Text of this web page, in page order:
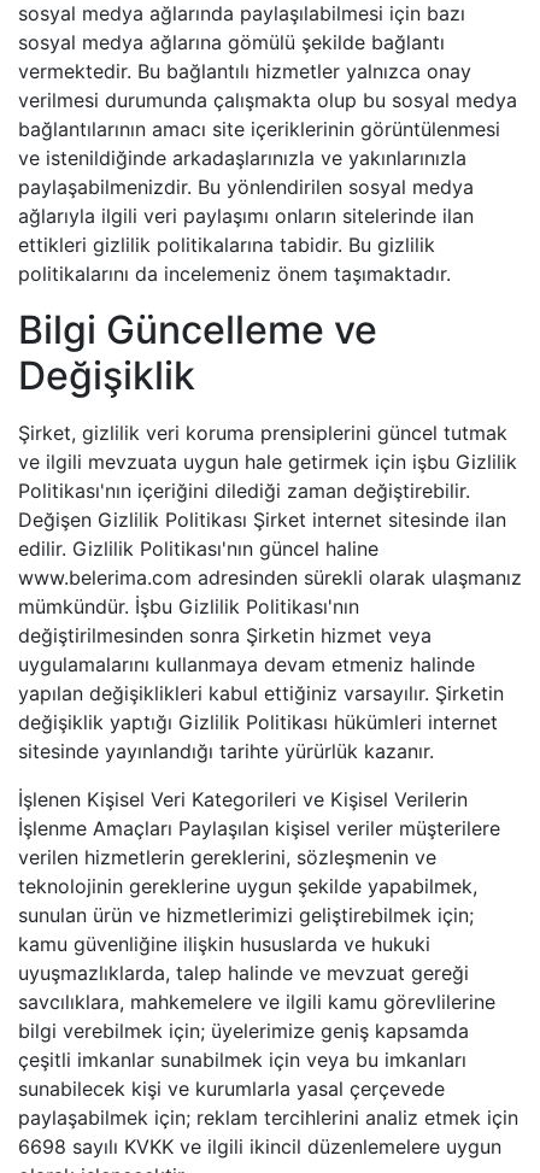
sosyal medya ağlarında paylaşılabilmesi için bazı
sosyal medya ağlarına gömülü şekilde bağlantı
vermektedir. Bu bağlantılı hizmetler yalnızca onay
verilmesi durumunda çalışmakta olup bu sosyal medya
bağlantılarının amacı site içeriklerinin görüntülenmesi
ve istenildiğinde arkadaşlarınızla ve yakınlarınızla
paylaşabilmenizdir. Bu yönlendirilen sosyal medya
ağlarıyla ilgili veri paylaşımı onların sitelerinde ilan
ettikleri gizlilik politikalarına tabidir. Bu gizlilik
politikalarını da incelemeniz önem taşımaktadır.
Bilgi Güncelleme ve
Değişiklik
Şirket, gizlilik veri koruma prensiplerini güncel tutmak
ve ilgili mevzuata uygun hale getirmek için işbu Gizlilik
Politikası'nın içeriğini dilediği zaman değiştirebilir.
Değişen Gizlilik Politikası Şirket internet sitesinde ilan
edilir. Gizlilik Politikası'nın güncel haline
www.belerima.com adresinden sürekli olarak ulaşmanız
mümkündür. İşbu Gizlilik Politikası'nın
değiştirilmesinden sonra Şirketin hizmet veya
uygulamalarını kullanmaya devam etmeniz halinde
yapılan değişiklikleri kabul ettiğiniz varsayılır. Şirketin
değişiklik yaptığı Gizlilik Politikası hükümleri internet
sitesinde yayınlandığı tarihte yürürlük kazanır.
İşlenen Kişisel Veri Kategorileri ve Kişisel Verilerin
İşlenme Amaçları Paylaşılan kişisel veriler müşterilere
verilen hizmetlerin gereklerini, sözleşmenin ve
teknolojinin gereklerine uygun şekilde yapabilmek,
sunulan ürün ve hizmetlerimizi geliştirebilmek için;
kamu güvenliğine ilişkin hususlarda ve hukuki
uyuşmazlıklarda, talep halinde ve mevzuat gereği
savcılıklara, mahkemelere ve ilgili kamu görevlilerine
bilgi verebilmek için; üyelerimize geniş kapsamda
çeşitli imkanlar sunabilmek için veya bu imkanları
sunabilecek kişi ve kurumlarla yasal çerçevede
paylaşabilmek için; reklam tercihlerini analiz etmek için
6698 sayılı KVKK ve ilgili ikincil düzenlemelere uygun